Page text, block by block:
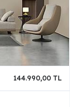
144.990,00 TL